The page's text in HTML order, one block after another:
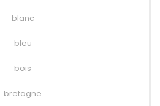
blanc
bleu
bois
bretagne